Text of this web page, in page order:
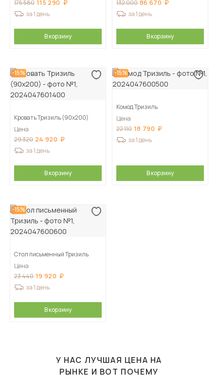
175 580 115 290
за 1 день
В корзину
132 000 86 670
за 1 день
В корзину
-15%
Кровать Тризиль (90х200)
Цена
29 320 24 920
за 1 день
В корзину
-15%
Комод Тризиль
Цена
22 110 18 790
за 1 день
В корзину
-15%
Стол письменный Тризиль
Цена
23 440 19 920
за 1 день
В корзину
У НАС ЛУЧШАЯ ЦЕНА НА
РЫНКЕ И ВОТ ПОЧЕМУ